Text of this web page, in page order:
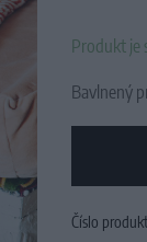
Produkt je
Bavlnený
Číslo